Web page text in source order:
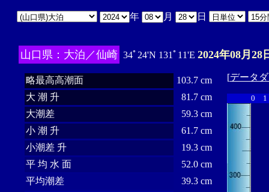
年 月 日
山口県：大泊／仙崎 34ﾟ24'N 131ﾟ11'E 2024年08月28
略最高高潮面
103.7 cm
大 潮 升
81.7 cm
大潮差
59.3 cm
小 潮 升
61.7 cm
小潮差 升
19.3 cm
平 均 水 面
52.0 cm
平均潮差
39.3 cm
[データ
0 1